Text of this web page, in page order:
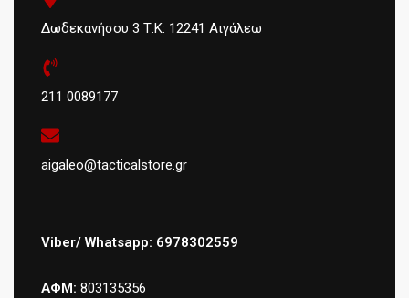
Δωδεκανήσου 3 Τ.Κ: 12241 Αιγάλεω
211 0089177
aigaleo@tacticalstore.gr
Viber/ Whatsapp: 6978302559
ΑΦΜ: 803135356